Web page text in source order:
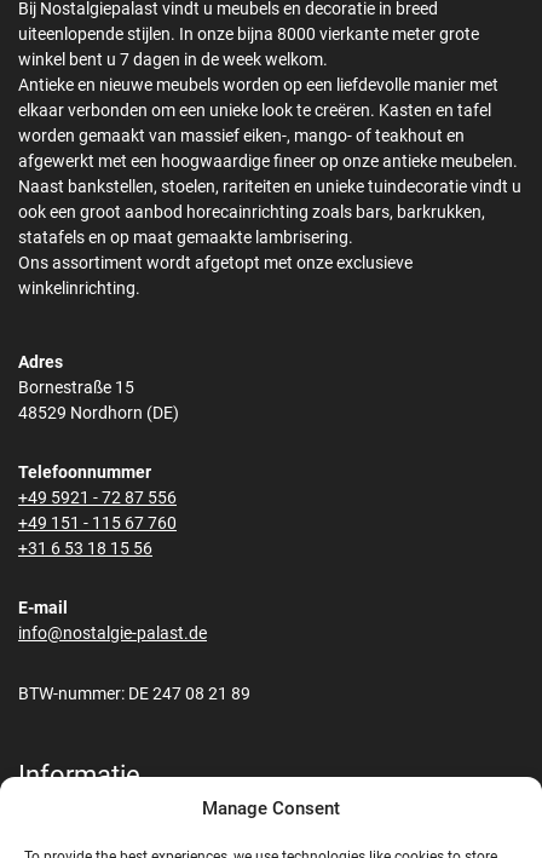
Manage Consent
Bij Nostalgiepalast vindt u meubels en decoratie in breed
uiteenlopende stijlen. In onze bijna 8000 vierkante meter grote
winkel bent u 7 dagen in de week welkom.
Antieke en nieuwe meubels worden op een liefdevolle manier met
elkaar verbonden om een unieke look te creëren. Kasten en tafel
worden gemaakt van massief eiken-, mango- of teakhout en
afgewerkt met een hoogwaardige fineer op onze antieke meubelen.
Naast bankstellen, stoelen, rariteiten en unieke tuindecoratie vindt u
ook een groot aanbod horecainrichting zoals bars, barkrukken,
statafels en op maat gemaakte lambrisering.
Ons assortiment wordt afgetopt met onze exclusieve
winkelinrichting.
Adres
Bornestraße 15
48529 Nordhorn (DE)
Telefoonnummer
+49 5921 - 72 87 556
+49 151 - 115 67 760
+31 6 53 18 15 56
E-mail
info@nostalgie-palast.de
BTW-nummer: DE 247 08 21 89
Informatie